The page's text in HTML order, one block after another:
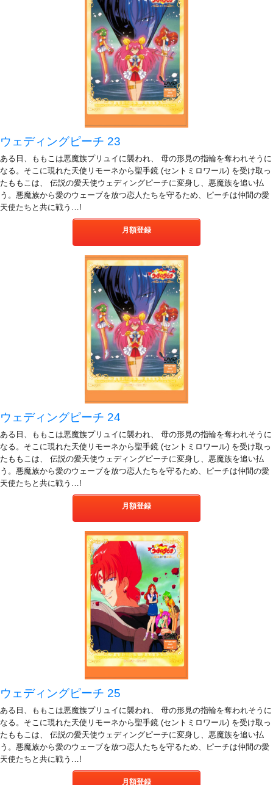
ウェディングピーチ 23
ある日、ももこは悪魔族プリュイに襲われ、 母の形見の指輪を奪われそうに
なる。そこに現れた天使リモーネから聖手鏡 (セントミロワール) を受け取っ
たももこは、 伝説の愛天使ウェディングピーチに変身し、悪魔族を追い払
う。悪魔族から愛のウェーブを放つ恋人たちを守るため、ピーチは仲間の愛
天使たちと共に戦う…!
月額登録
ウェディングピーチ 24
ある日、ももこは悪魔族プリュイに襲われ、 母の形見の指輪を奪われそうに
なる。そこに現れた天使リモーネから聖手鏡 (セントミロワール) を受け取っ
たももこは、 伝説の愛天使ウェディングピーチに変身し、悪魔族を追い払
う。悪魔族から愛のウェーブを放つ恋人たちを守るため、ピーチは仲間の愛
天使たちと共に戦う…!
月額登録
ウェディングピーチ 25
ある日、ももこは悪魔族プリュイに襲われ、 母の形見の指輪を奪われそうに
なる。そこに現れた天使リモーネから聖手鏡 (セントミロワール) を受け取っ
たももこは、 伝説の愛天使ウェディングピーチに変身し、悪魔族を追い払
う。悪魔族から愛のウェーブを放つ恋人たちを守るため、ピーチは仲間の愛
天使たちと共に戦う…!
月額登録